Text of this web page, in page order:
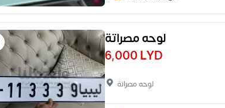
لوحه مصراتة
6,000 LYD
لوحه مصراتة